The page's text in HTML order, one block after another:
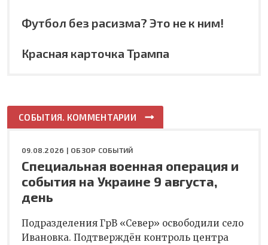
Футбол без расизма? Это не к ним!
Красная карточка Трампа
СОБЫТИЯ. КОММЕНТАРИИ
09.08.2026 | ОБЗОР СОБЫТИЙ
Специальная военная операция и
события на Украине 9 августа,
день
Подразделения ГрВ «Север» освободили село
Ивановка. Подтверждён контроль центра